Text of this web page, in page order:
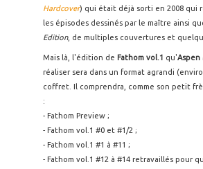
Hardcover) qui était déjà sorti en 2008 qui
les épisodes dessinés par le maître ainsi
Edition, de multiples couvertures et
Mais là, l'édition de Fathom vol.1 qu'Aspen
réaliser sera dans un format agrandi
coffret. Il comprendra, comme son petit
:
- Fathom Preview ;
- Fathom vol.1 #0 et #1/2 ;
- Fathom vol.1 #1 à #11 ;
- Fathom vol.1 #12 à #14 retravaillés pour